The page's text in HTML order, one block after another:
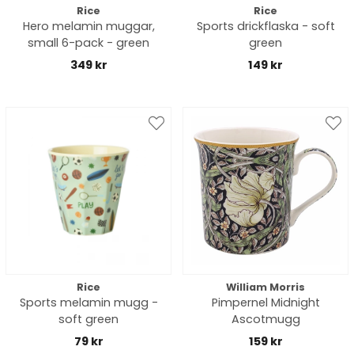
Rice
Hero melamin muggar,
small 6-pack - green
349 kr
Rice
Sports drickflaska - soft
green
149 kr
Rice
Sports melamin mugg -
soft green
79 kr
William Morris
Pimpernel Midnight
Ascotmugg
159 kr